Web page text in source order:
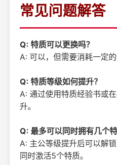
常见问题解答
Q: 特质可以更换吗？
A: 可以，但需要消耗一定
Q: 特质等级如何提升？
A: 通过使用特质经验书或
升。
Q: 最多可以同时拥有几个特
A: 主公等级提升后可以解
同时激活5个特质。